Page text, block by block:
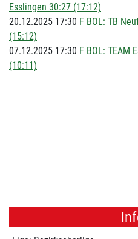
Esslingen 30:27 (17:12)
20.12.2025 17:30 F BOL: TB
(15:12)
07.12.2025 17:30 F BOL: TEAM
(10:11)